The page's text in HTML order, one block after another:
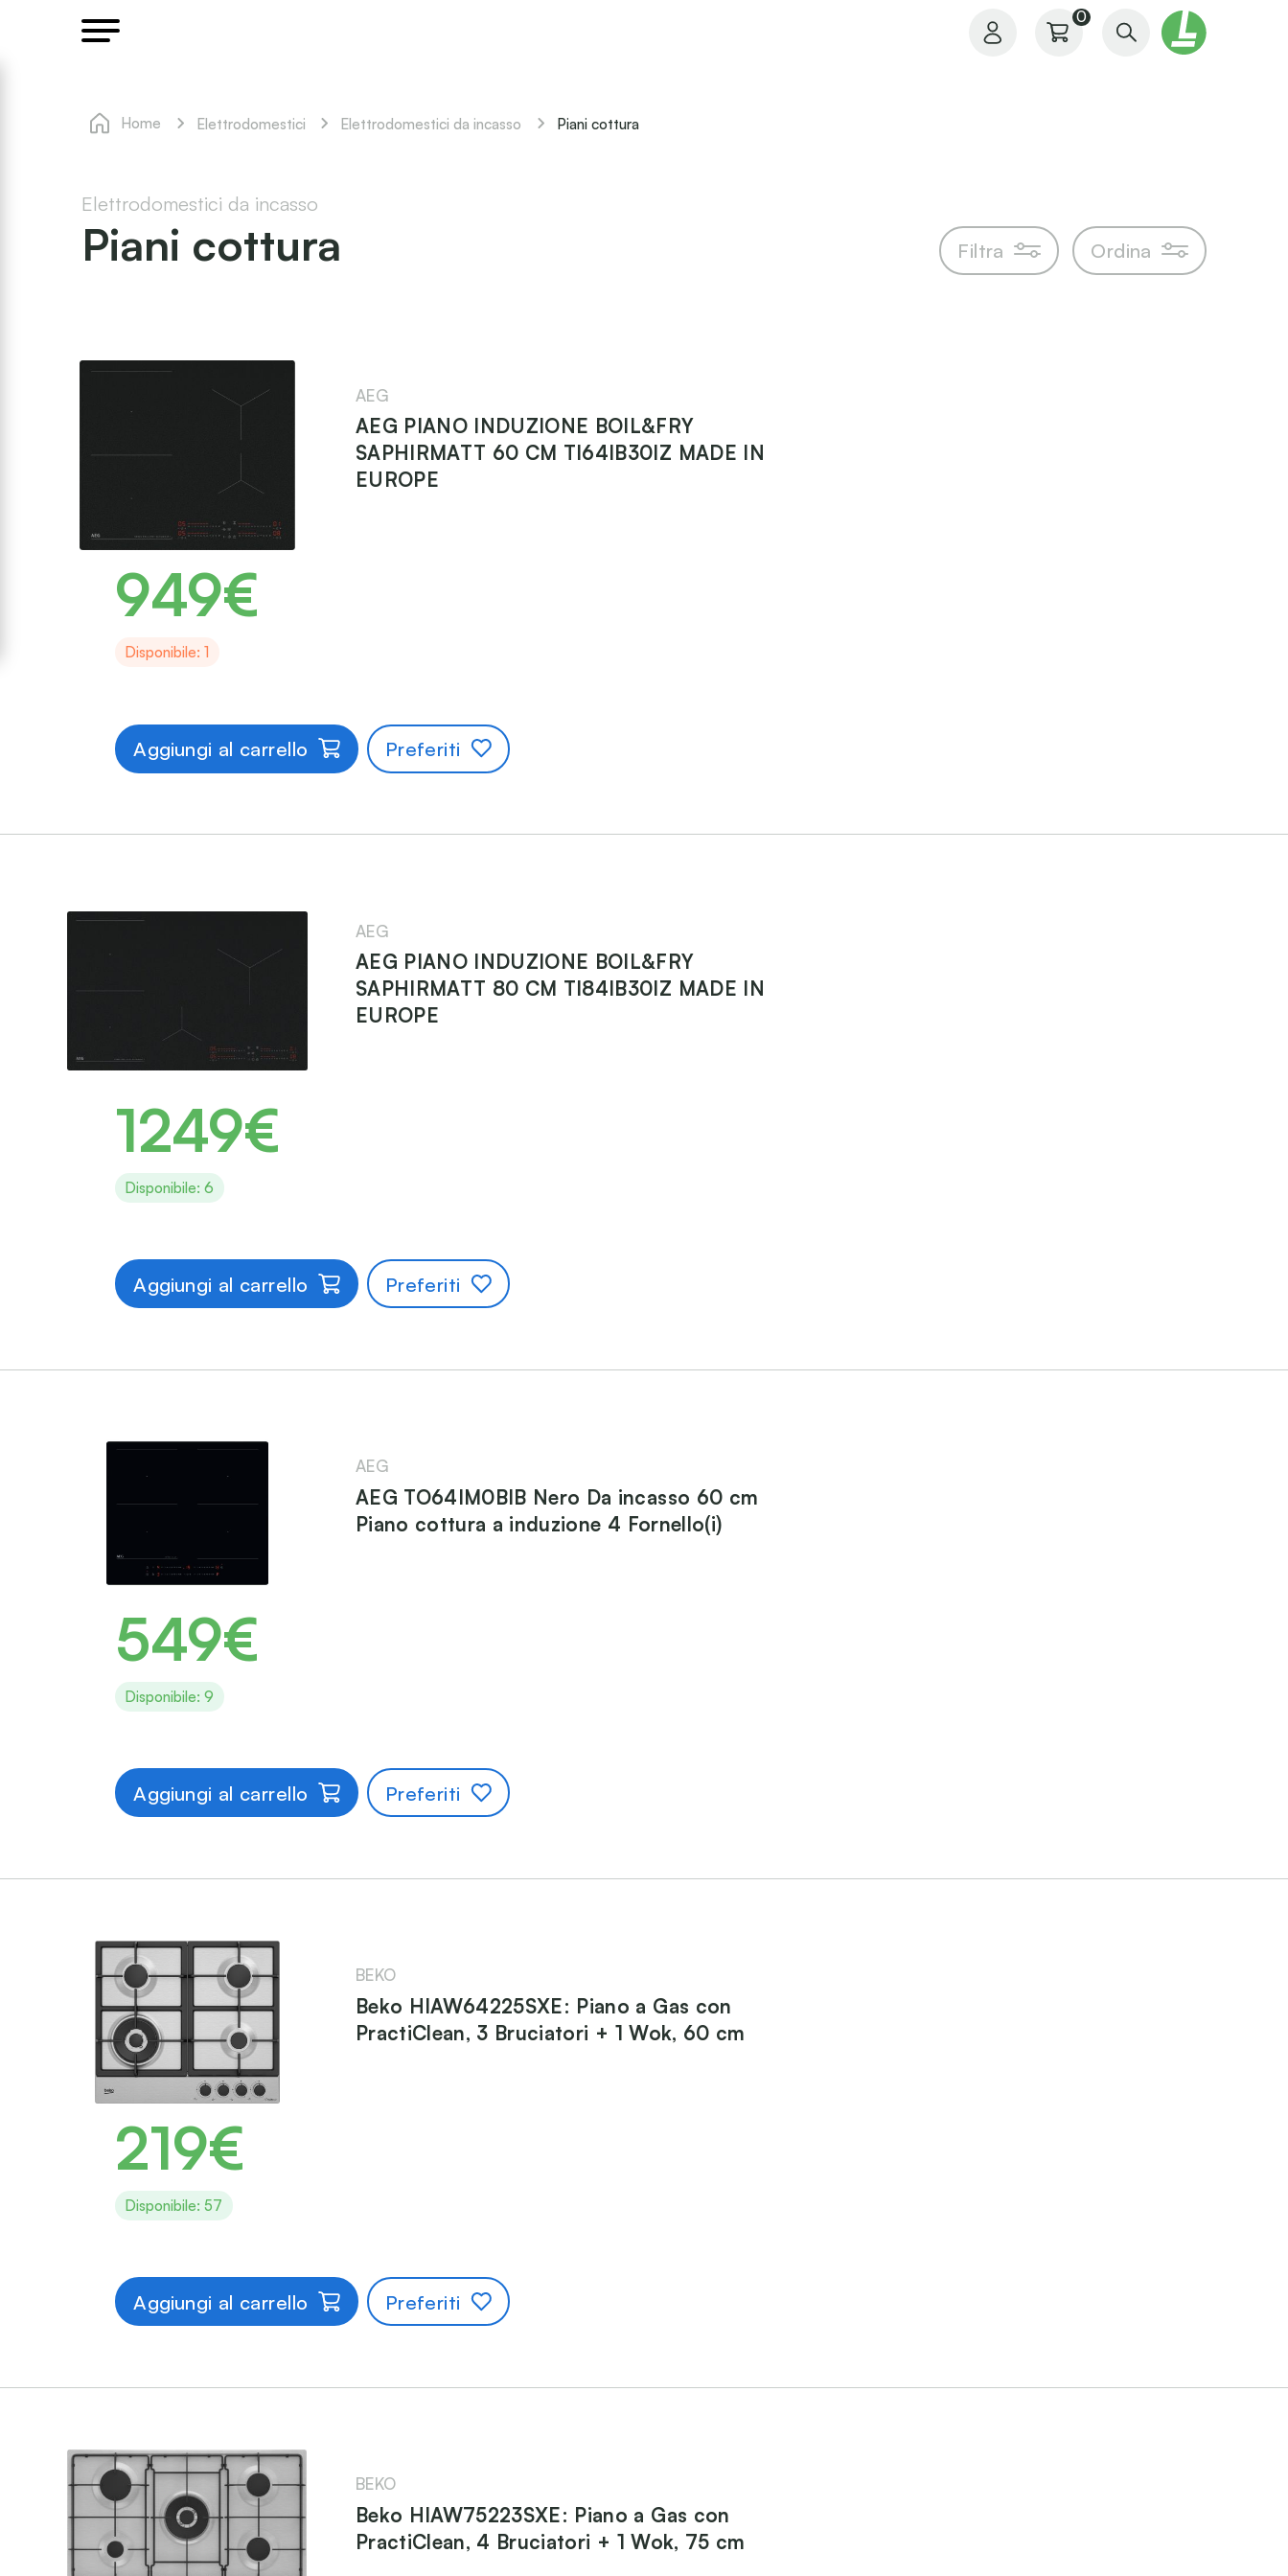
Il mio profilo
I miei ordini
0
Home Elettrodomestici Elettrodomestici da incasso Piani cottura
Elettrodomestici da incasso
Piani cottura Filtra Ordina
AEG
AEG PIANO INDUZIONE BOIL&FRY
SAPHIRMATT 60 CM TI64IB30IZ MADE IN
EUROPE
949€
Disponibile: 1
Aggiungi al carrello Preferiti
AEG
AEG PIANO INDUZIONE BOIL&FRY
SAPHIRMATT 80 CM TI84IB30IZ MADE IN
EUROPE
1249€
Disponibile: 6
Aggiungi al carrello Preferiti
AEG
AEG TO64IM0BIB Nero Da incasso 60 cm
Piano cottura a induzione 4 Fornello(i)
549€
Disponibile: 9
Aggiungi al carrello Preferiti
BEKO
Beko HIAW64225SXE: Piano a Gas con
PractiClean, 3 Bruciatori + 1 Wok, 60 cm
219€
Disponibile: 57
Aggiungi al carrello Preferiti
BEKO
Beko HIAW75223SXE: Piano a Gas con
PractiClean, 4 Bruciatori + 1 Wok, 75 cm